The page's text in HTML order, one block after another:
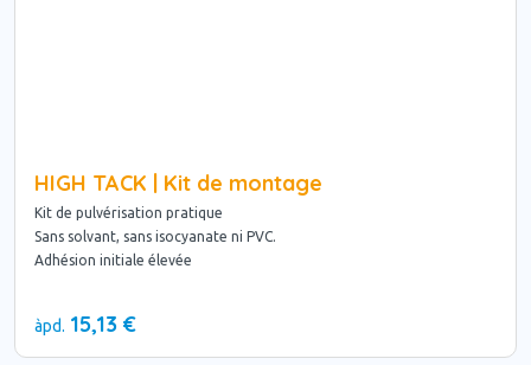
HIGH TACK | Kit de montage
Kit de pulvérisation pratique
Sans solvant, sans isocyanate ni PVC.
Adhésion initiale élevée
àpd. 15,13 €